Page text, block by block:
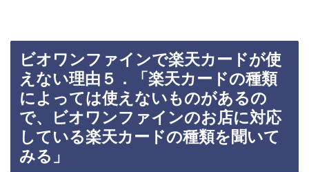
ビオワンファインで楽天カードが使
えない理由５．「楽天カードの種類
によっては使えないものがあるの
で、ビオワンファインのお店に対応
している楽天カードの種類を聞いて
みる」